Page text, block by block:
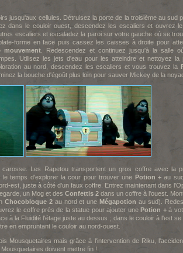
jusqu'aux cellules. Détruisez la porte de la troisième au sud
dans le couloir ouest, descendez les escaliers et ouvrez
escaliers et escaladez la paroi sur votre gauche où se
forme en face puis cassez les caisses à droite pour
mouvement . Redescendez et continuez jusqu'à la salle
Utilisez les jets d'eau pour les atteindre et nettoyez la
au nord, descendez les escaliers et vous trouvez la
la bouche d'égoût plus loin pour sauver Mickey de la
Les Rapetou transportent un gros coffre avec la
temps d'explorer la cour pour trouver une Potion + au
est, juste à côté d'un faux coffre. Entrez maintenant dans
un Mog et desConfettis 2 dans un coffre à l'ouest.
Chocobloque 2au nord et uneMégapotion au sud).
le coffre près de la statue pour ajouter unePotion +à
à la Fluidité l'étage juste au dessus ; dans le couloir à l'est se
en empruntant le couloir au nord-ouest.
Mousquetaires mais grâce à l'intervention de Riku,
doivent mettre fin !